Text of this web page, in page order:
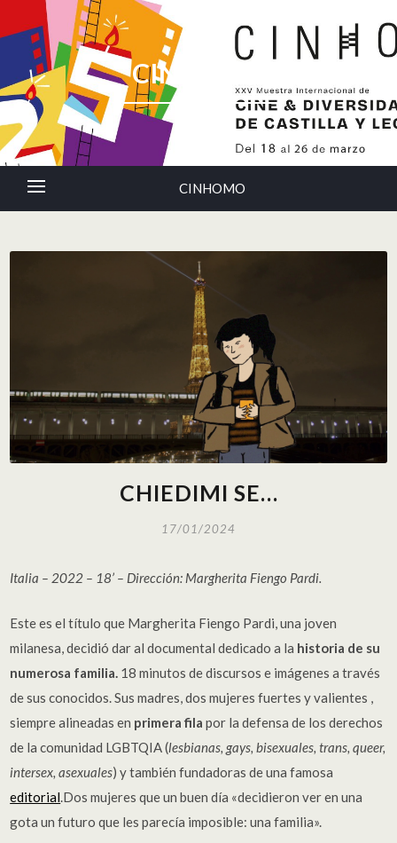
CINHOMO
CINHOMO
CHIEDIMI SE…
17/01/2024
Italia – 2022 – 18’ – Dirección: Margherita Fiengo Pardi.
Este es el título que Margherita Fiengo Pardi, una joven
milanesa, decidió dar al documental dedicado a la historia de su
numerosa familia. 18 minutos de discursos e imágenes a través
de sus conocidos. Sus madres, dos mujeres fuertes y valientes ,
siempre alineadas en primera fila por la defensa de los derechos
de la comunidad LGBTQIA (lesbianas, gays, bisexuales, trans, queer,
intersex, asexuales) y también fundadoras de una famosa
editorial.Dos mujeres que un buen día «decidieron ver en una
gota un futuro que les parecía imposible: una familia».